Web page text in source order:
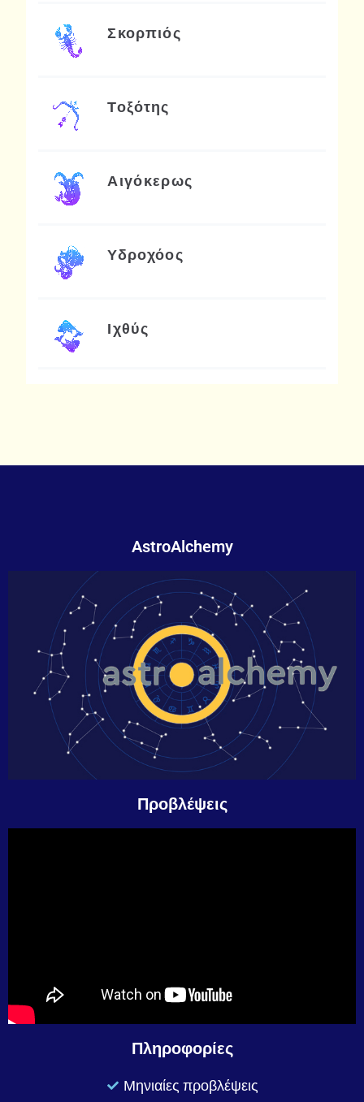
Σκορπιός
Τοξότης
Αιγόκερως
Υδροχόος
Ιχθύς
AstroAlchemy
Προβλέψεις
Πληροφορίες
Μηνιαίες προβλέψεις